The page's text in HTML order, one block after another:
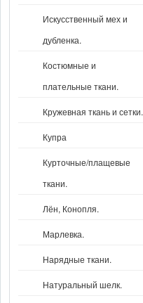
Искусственный мех и
дубленка.
Костюмные и
плательные ткани.
Кружевная ткань и сетки.
Купра
Курточные/плащевые
ткани.
Лён, Конопля.
Марлевка.
Нарядные ткани.
Натуральный шелк.